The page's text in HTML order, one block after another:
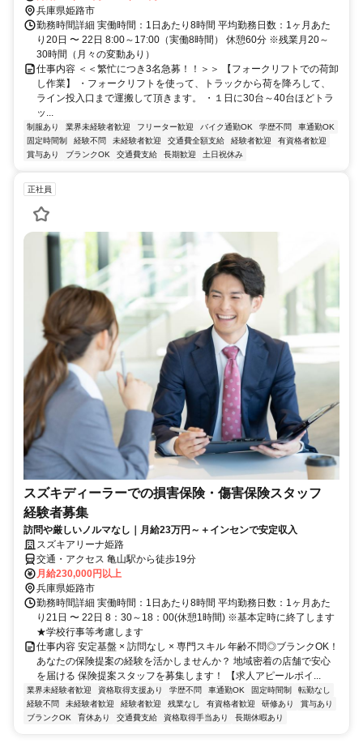
兵庫県姫路市
勤務時間詳細 実働時間：1日あたり8時間 平均勤務日数：1ヶ月あた
り20日 〜 22日 8:00～17:00（実働8時間） 休憩60分 ※残業月20～
30時間（月々の変動あり）
仕事内容 ＜＜繁忙につき3名急募！！＞＞ 【フォークリフトでの荷卸
し作業】 ・フォークリフトを使って、トラックから荷を降ろして、
ライン投入口まで運搬して頂きます。 ・１日に30台～40台ほどトラ
ッ...
制服あり 業界未経験者歓迎 フリーター歓迎 バイク通勤OK 学歴不問
車通勤OK
固定時間制
経験不問 未経験者歓迎 交通費全額支給 経験者歓迎
有資格者歓迎
賞与あり
ブランクOK 交通費支給 長期歓迎 土日祝休み
正社員
スズキディーラーでの損害保険・傷害保険スタッフ
経験者募集
訪問や厳しいノルマなし｜月給23万円～＋インセンで安定収入
スズキアリーナ姫路
交通・アクセス 亀山駅から徒歩19分
月給230,000円以上
兵庫県姫路市
勤務時間詳細 実働時間：1日あたり8時間 平均勤務日数：1ヶ月あた
り21日 〜 22日 8：30～18：00(休憩1時間) ※基本定時に終了します
★学校行事等考慮します
仕事内容 安定基盤 × 訪問なし × 専門スキル 年齢不問◎ブランクOK！
あなたの保険提案の経験を活かしませんか？ 地域密着の店舗で安心
を届ける 保険提案スタッフを募集します！ 【求人アピールポイ...
業界未経験者歓迎 資格取得支援あり 学歴不問 車通勤OK 固定時間制
転勤なし
経験不問
未経験者歓迎 経験者歓迎 残業なし 有資格者歓迎 研修あり
賞与あり
ブランクOK
育休あり 交通費支給 資格取得手当あり 長期休暇あり